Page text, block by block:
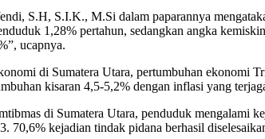
S.H, S.I.K., M.Si dalam paparannya
1,28% pertahun, sedangkan angka
ucapnya.
di Sumatera Utara, pertumbuhan ekonomi
kisaran 4,5-5,2% dengan inflasi yang
di Sumatera Utara, penduduk
70,6% kejadian tindak pidana berhasil